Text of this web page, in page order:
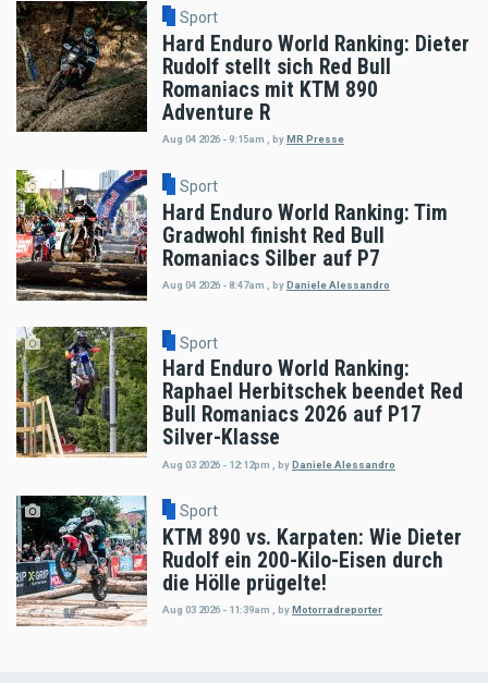
Sport
Hard Enduro World Ranking: Dieter
Rudolf stellt sich Red Bull
Romaniacs mit KTM 890
Adventure R
Aug 04 2026 - 9:15am , byMR Presse
Sport
Hard Enduro World Ranking: Tim
Gradwohl finisht Red Bull
Romaniacs Silber auf P7
Aug 04 2026 - 8:47am byDaniele Alessandro
Sport
Hard Enduro World Ranking:
Raphael Herbitschek beendet Red
Bull Romaniacs 2026 auf P17
Silver-Klasse
Aug 03 2026 - 12:12pm byDaniele Alessandro
Sport
KTM 890 vs. Karpaten: Wie Dieter
Rudolf ein 200-Kilo-Eisen durch
die Hölle prügelte!
Aug 03 2026 - 11:39am , by Motorradreporter